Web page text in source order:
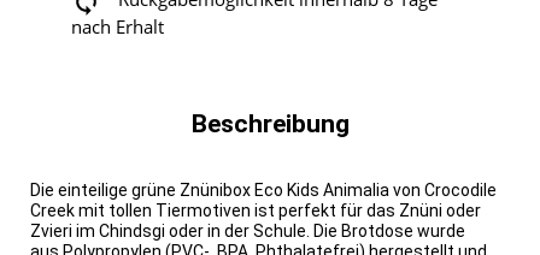
nach Erhalt
Beschreibung
Die einteilige grüne Znünibox Eco Kids Animalia von Crocodile
Creek mit tollen Tiermotiven ist perfekt für das Znüni oder
Zvieri im Chindsgi oder in der Schule. Die Brotdose wurde
aus Polypropylen (PVC-, BPA, Phthalatefrei) hergestellt und